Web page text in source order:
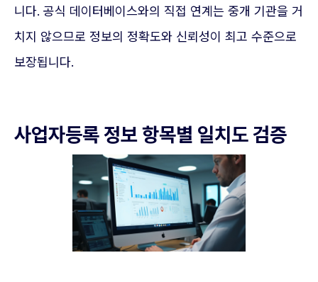
니다. 공식 데이터베이스와의 직접 연계는 중개 기관을 거
치지 않으므로 정보의 정확도와 신뢰성이 최고 수준으로
보장됩니다.
사업자등록 정보 항목별 일치도 검증